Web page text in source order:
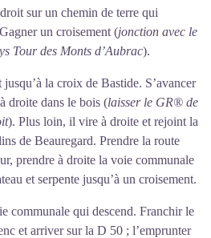
sur un chemin de terre qui
un croisement (jonction avec le
Tour des Monts d’Aubrac).
la croix de Bastide. S’avancer
droite dans le bois (laisser le GR® de
). Plus loin, il vire à droite et rejoint la
de Beauregard. Prendre la route
prendre à droite la voie communale
et serpente jusqu’à un croisement.
communale qui descend. Franchir le
et arriver sur la D 50 ; l’emprunter